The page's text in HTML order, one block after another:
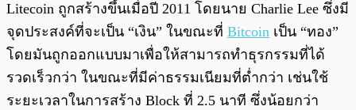
Litecoin ถูกสร้างขึ้นเมื่อปี 2011 โดยนาย Charlie Lee ซึ่งมี
จุดประสงค์ที่จะเป็น “เงิน” ในขณะที่ Bitcoin เป็น “ทอง”
โดยมันถูกออกแบบมาเพื่อให้สามารถทำธุรกรรมที่ได้
รวดเร็วกว่า ในขณะที่มีค่าธรรมเนียมที่ต่ำกว่า เช่นใช้
ระยะเวลาในการสร้าง Block ที่ 2.5 นาที ซึ่งน้อยกว่า